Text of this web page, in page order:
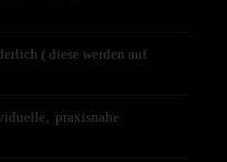
( diese werden auf
praxisnahe